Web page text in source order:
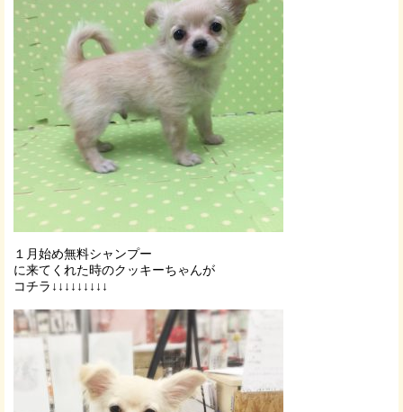
１月始め無料シャンプー
に来てくれた時のクッキーちゃんが
コチラ↓↓↓↓↓↓↓↓↓